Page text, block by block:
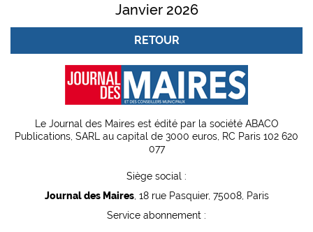
Janvier 2026
RETOUR
Le Journal des Maires est édité par la société ABACO
Publications, SARL au capital de 3000 euros, RC Paris 102 620
077
Siège social :
Journal des Maires, 18 rue Pasquier, 75008, Paris
Service abonnement :